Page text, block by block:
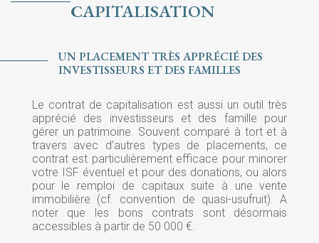
CAPITALISATION
UN PLACEMENT TRÈS APPRÉCIÉ DES
INVESTISSEURS ET DES FAMILLES
Le contrat de capitalisation est aussi un outil très
apprécié des investisseurs et des famille pour
gérer un patrimoine. Souvent comparé à tort et à
travers avec d’autres types de placements, ce
contrat est particulièrement efficace pour minorer
votre ISF éventuel et pour des donations, ou alors
pour le remploi de capitaux suite à une vente
immobilière (cf. convention de quasi-usufruit). A
noter que les bons contrats sont désormais
accessibles à partir de 50 000 €.